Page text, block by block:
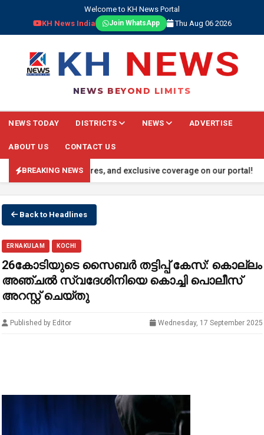
Welcome to KH News Portal
KH News India
Join WhatsApp Thu Aug 06 2026
NEWS BEYOND LIMITS
NEWS TODAY DISTRICTS NEWS ADVERTISE
ABOUT US CONTACT US
BREAKING NEWS
sports scores, and exclusive coverage on our portal! 🔴
Back to Headlines
ERNAKULAM KOCHI
26കോടിയുടെ സൈബർ തട്ടിപ്പ് കേസ്: കൊല്ലം
അഞ്ചൽ സ്വദേശിനിയെ കൊച്ചി പൊലീസ്
അറസ്റ്റ് ചെയ്തു
Published by Editor Wednesday, 17 September 2025